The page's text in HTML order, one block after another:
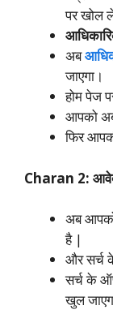
पर खोल
अब
जाएगा।
होम पेज
आपको
फिर
Charan 2:
अब
है |
और सर्च
सर्च के
खुल